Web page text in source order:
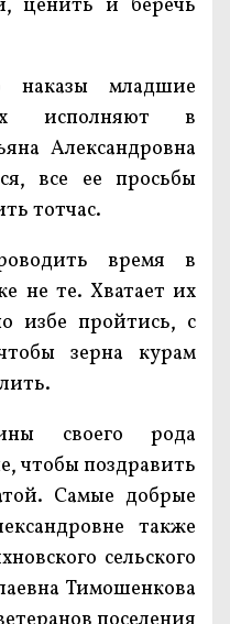
ценить и беречь
наказы младшие
исполняют в
Александровна
все ее просьбы
тотчас.
время в
не те. Хватает их
избе пройтись, с
зерна курам
своего рода
чтобы поздравить
Самые добрые
также
сельского
Тимошенкова